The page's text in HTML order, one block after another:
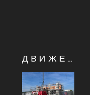
ДВИЖЕМСЯ ВВЕРХ